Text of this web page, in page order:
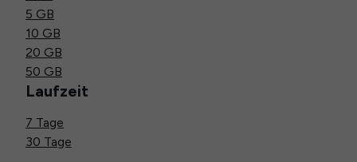
5 GB
10 GB
20 GB
50 GB
Laufzeit
7 Tage
30 Tage